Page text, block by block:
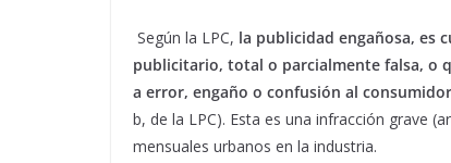
Según la LPC, la publicidad engañosa, es
publicitario, total o parcialmente falsa, o
a error, engaño o confusión al
b, de la LPC). Esta es una infracción grave
mensuales urbanos en la industria.